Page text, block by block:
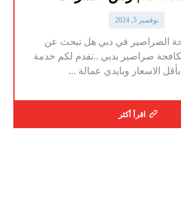
نوفمبر 5, 2024
الصراصير في دبي هل تبحث عن
صراصير بدبي ..نقدم لكم خدمة
بأقل الاسعار وبايدي عمالة ...
اقرأ أكثر